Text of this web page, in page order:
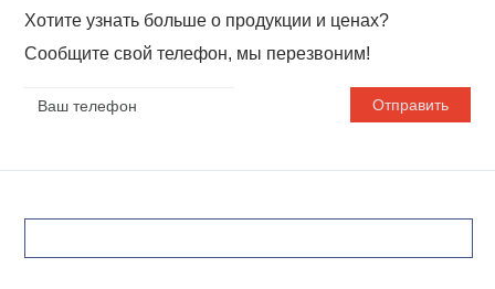
Хотите узнать больше о продукции и ценах?
Сообщите свой телефон, мы перезвоним!
телефон